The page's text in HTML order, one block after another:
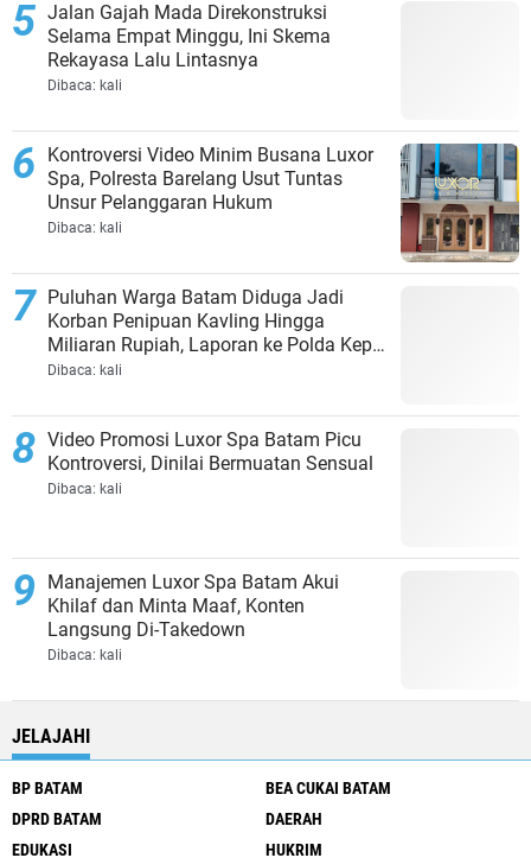
Jalan Gajah Mada Direkonstruksi
Selama Empat Minggu, Ini Skema
Rekayasa Lalu Lintasnya
Dibaca: kali
Kontroversi Video Minim Busana Luxor
Spa, Polresta Barelang Usut Tuntas
Unsur Pelanggaran Hukum
Dibaca: kali
Puluhan Warga Batam Diduga Jadi
Korban Penipuan Kavling Hingga
Miliaran Rupiah, Laporan ke Polda Kepri
Jalan di Tempat?
Dibaca: kali
Video Promosi Luxor Spa Batam Picu
Kontroversi, Dinilai Bermuatan Sensual
Dibaca: kali
Manajemen Luxor Spa Batam Akui
Khilaf dan Minta Maaf, Konten
Langsung Di-Takedown
Dibaca: kali
JELAJAHI
BP BATAM
BEA CUKAI BATAM
DPRD BATAM
DAERAH
EDUKASI
HUKRIM